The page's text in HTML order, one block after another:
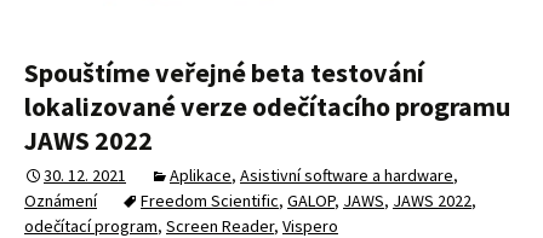
Spouštíme veřejné beta testování
lokalizované verze odečítacího programu
JAWS 2022
30. 12. 2021 Aplikace, Asistivní software a hardware,
Oznámení
Freedom Scientific, GALOP, JAWS, JAWS 2022,
odečítací program, Screen Reader, Vispero